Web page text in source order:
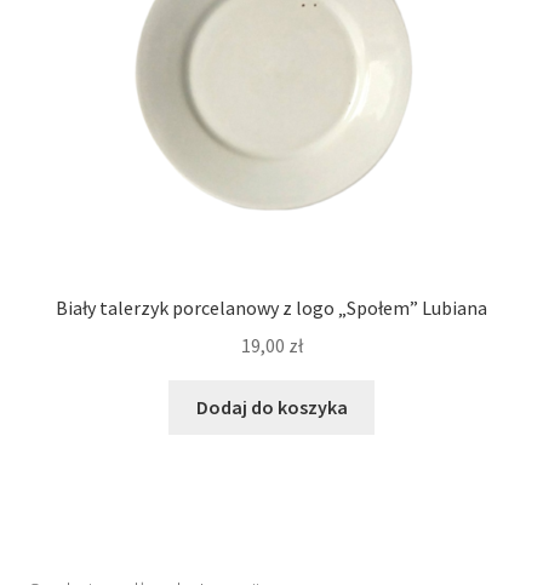
Biały talerzyk porcelanowy z logo „Społem” Lubiana
19,00 zł
Dodaj do koszyka